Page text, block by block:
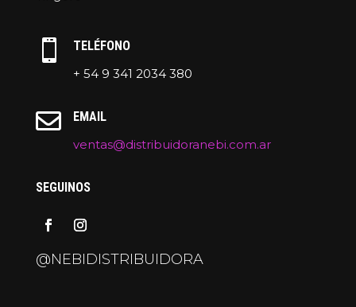

TELÉFONO
+ 54 9 341 2034 380

EMAIL
ventas@distribuidoranebi.com.ar
SEGUINOS
@NEBIDISTRIBUIDORA